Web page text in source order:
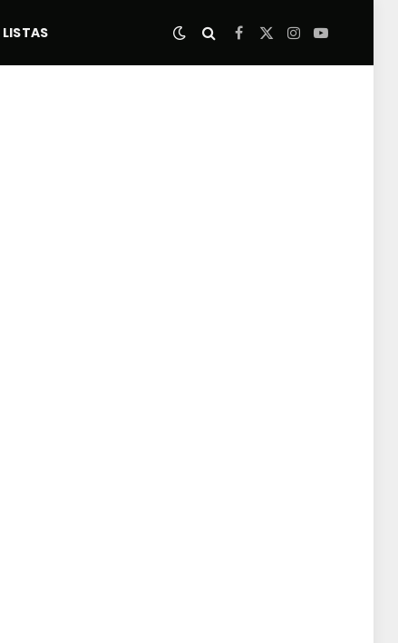
LISTAS Facebook
X
Instagram
YouTube